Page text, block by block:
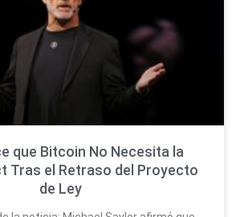
que Bitcoin No Necesita la
Tras el Retraso del Proyecto
de Ley